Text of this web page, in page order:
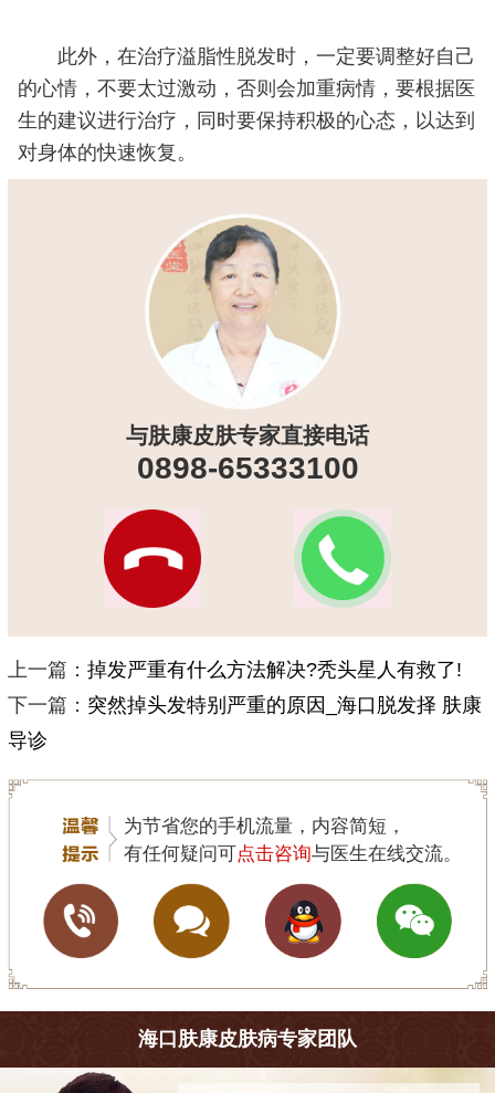
此外，在治疗溢脂性脱发时，一定要调整好自己
的心情，不要太过激动，否则会加重病情，要根据医
生的建议进行治疗，同时要保持积极的心态，以达到
对身体的快速恢复。
与肤康皮肤专家直接电话
0898-65333100
上一篇： 掉发严重有什么方法解决?秃头星人有救了!
下一篇： 突然掉头发特别严重的原因_海口脱发择 肤康
导诊
为节省您的手机流量，内容简短，
有任何疑问可点击咨询与医生在线交流。
海口肤康皮肤病专家团队